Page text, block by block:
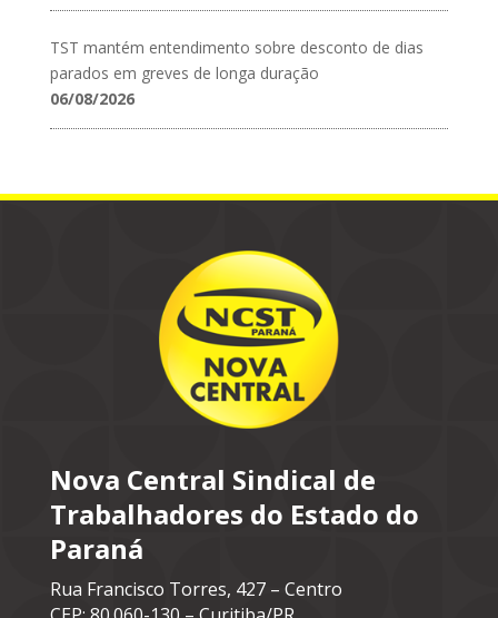
TST mantém entendimento sobre desconto de dias
parados em greves de longa duração
06/08/2026
Nova Central Sindical de
Trabalhadores do Estado do
Paraná
Rua Francisco Torres, 427 – Centro